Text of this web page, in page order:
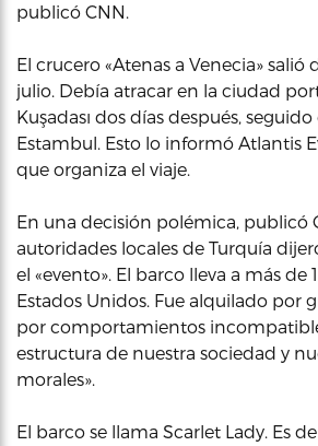
publicó CNN.
El crucero «Atenas a Venecia» salió
julio. Debía atracar en la ciudad
Kuşadası dos días después,
Estambul. Esto lo informó Atlantis
que organiza el viaje.
En una decisión polémica, publicó
autoridades locales de Turquía
el «evento». El barco lleva a más de
Estados Unidos. Fue alquilado por
por comportamientos
estructura de nuestra sociedad y
morales».
El barco se llama Scarlet Lady. Es